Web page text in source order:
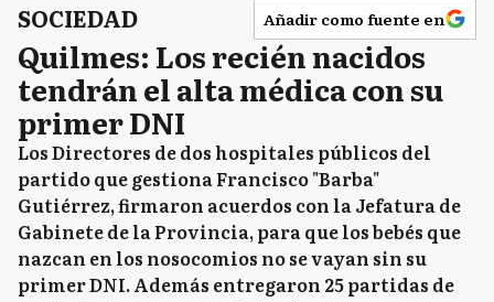
SOCIEDAD Añadir como fuente en
Quilmes: Los recién nacidos
tendrán el alta médica con su
primer DNI
Los Directores de dos hospitales públicos del
partido que gestiona Francisco "Barba"
Gutiérrez, firmaron acuerdos con la Jefatura de
Gabinete de la Provincia, para que los bebés que
nazcan en los nosocomios no se vayan sin su
primer DNI. Además entregaron 25 partidas de